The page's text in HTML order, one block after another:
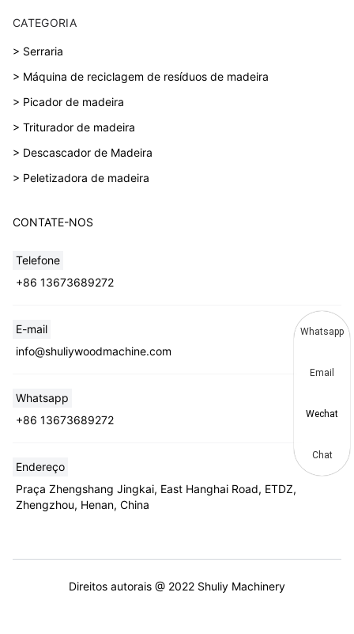
CATEGORIA
> Serraria
> Máquina de reciclagem de resíduos de madeira
> Picador de madeira
> Triturador de madeira
> Descascador de Madeira
> Peletizadora de madeira
CONTATE-NOS
Telefone
+86 13673689272
E-mail
info@shuliywoodmachine.com
Whatsapp
+86 13673689272
Endereço
Praça Zhengshang Jingkai, East Hanghai Road, ETDZ,
Zhengzhou, Henan, China
Direitos autorais @ 2022 Shuliy Machinery
Whatsapp
Email
Wechat
Chat